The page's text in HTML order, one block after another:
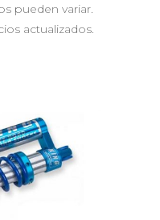
pueden variar.
actualizados.